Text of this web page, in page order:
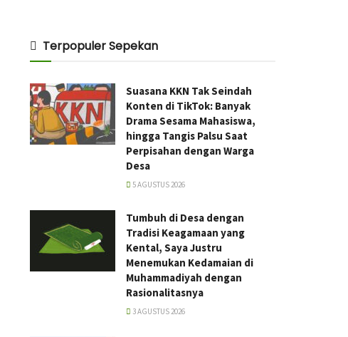
Terpopuler Sepekan
Suasana KKN Tak Seindah
Konten di TikTok: Banyak
Drama Sesama Mahasiswa,
hingga Tangis Palsu Saat
Perpisahan dengan Warga
Desa
5 AGUSTUS 2026
Tumbuh di Desa dengan
Tradisi Keagamaan yang
Kental, Saya Justru
Menemukan Kedamaian di
Muhammadiyah dengan
Rasionalitasnya
3 AGUSTUS 2026